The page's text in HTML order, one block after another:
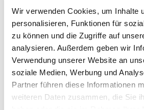
Wir verwenden Cookies, um Inhalte
personalisieren, Funktionen für
zu können und die Zugriffe auf
analysieren. Außerdem geben wir
Verwendung unserer Website an
soziale Medien, Werbung und
Partner führen diese Informationen
weiteren Daten zusammen, die Sie